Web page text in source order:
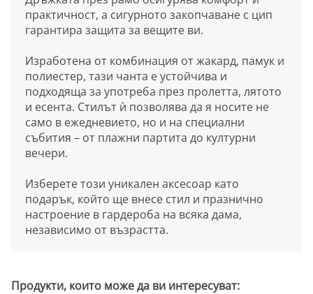
практичност, а сигурното закопчаване с цип
гарантира защита за вещите ви.
Изработена от комбинация от жакард, памук и
полиестер, тази чанта е устойчива и
подходяща за употреба през пролетта, лятото
и есента. Стилът ѝ позволява да я носите не
само в ежедневието, но и на специални
събития – от плажни партита до културни
вечери.
Изберете този уникален аксесоар като
подарък, който ще внесе стил и празнично
настроение в гардероба на всяка дама,
независимо от възрастта.
Продукти, които може да ви интересуват: